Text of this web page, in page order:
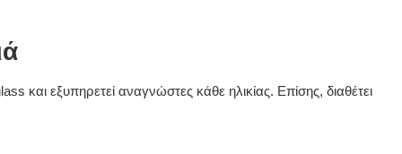
και εξυπηρετεί αναγνώστες κάθε ηλικίας. Επίσης, διαθέτει